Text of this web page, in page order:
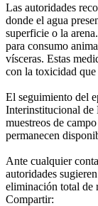
Las autoridades
donde el agua
superficie o la
para consumo
vísceras. Estas
con la toxicidad que
El seguimiento del
Interinstitucional de
muestreos de
permanecen
Ante cualquier
autoridades
eliminación total de
Compartir: